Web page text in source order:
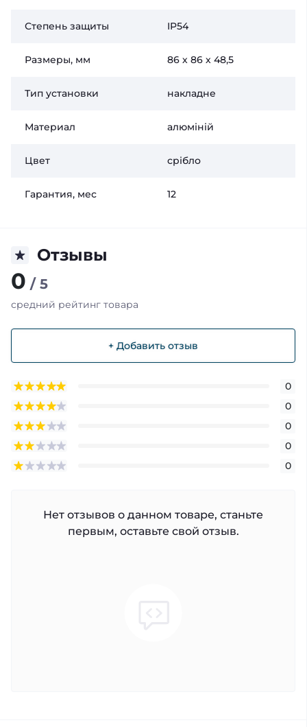
Степень защиты IP54
Размеры, мм 86 х 86 х 48,5
Тип установки накладне
Материал алюміній
Цвет срібло
Гарантия, мес 12
Отзывы
0 / 5
средний рейтинг товара
+ Добавить отзыв
0
0
0
0
0
Нет отзывов о данном товаре, станьте
первым, оставьте свой отзыв.